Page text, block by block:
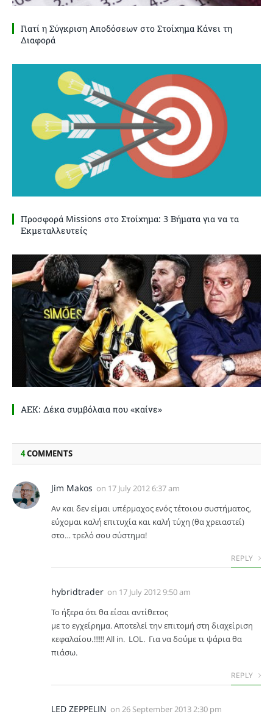
Γιατί η Σύγκριση Αποδόσεων στο Στοίχημα Κάνει τη
Διαφορά
Προσφορά Missions στο Στοίχημα: 3 Βήματα για να τα
Εκμεταλλευτείς
ΑΕΚ: Δέκα συμβόλαια που «καίνε»
4COMMENTS
Jim Makos on 17 July 2012 6:37 am
Αν και δεν είμαι υπέρμαχος ενός τέτοιου συστήματος,
εύχομαι καλή επιτυχία και καλή τύχη (θα χρειαστεί)
στο… τρελό σου σύστημα!
REPLY
hybridtrader on 17 July 2012 9:50 am
Το ήξερα ότι θα είσαι αντίθετος
με το εγχείρημα. Αποτελεί την επιτομή στη διαχείριση
κεφαλαίου.!!!!!! All in. LOL. Για να δούμε τι ψάρια θα
πιάσω.
REPLY
LED ZEPPELIN on 26 September 2013 2:30 pm